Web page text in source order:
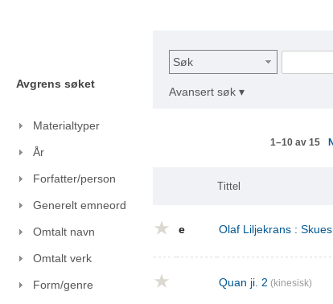
Avgrens søket
Materialtyper
År
Forfatter/person
Generelt emneord
Omtalt navn
Omtalt verk
Form/genre
Søk
Avansert søk ▾
1–10 av 15
Tittel
e Olaf Liljekrans :
Quan ji. 2 (kinesisk)